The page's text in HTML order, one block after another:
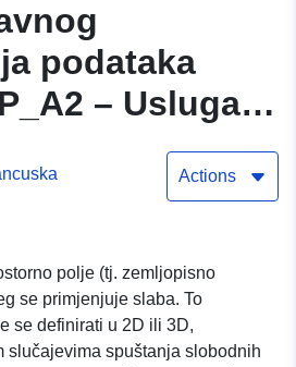
podataka
– Usluga
cijevi
Actions
polje (tj. zemljopisno
se primjenjuje slaba. To
se definirati u 2D ili 3D,
slučajevima spuštanja slobodnih